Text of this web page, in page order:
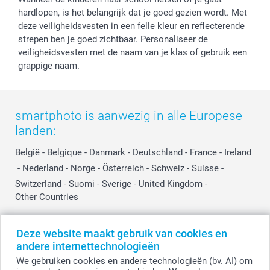
Deze website maakt gebruik van cookies en
andere internettechnologieën
We gebruiken cookies en andere technologieën (bv. AI) om
Reviews
Prijslijst
Investor Relations
service@smartphoto.nl
Affiliate partnerprogramma
Partnerships
Influencer partnerprogramma
Huwelijk
hardlopen, is het belangrijk dat je goed gezien wordt. Met
deze veiligheidsvesten in een felle kleur en reflecterende
strepen ben je goed zichtbaar. Personaliseer de
veiligheidsvesten met de naam van je klas of gebruik een
grappige naam.
smartphoto is aanwezig in alle Europese
landen:
België - Belgique - Danmark - Deutschland - France - Ireland
- Nederland - Norge - Österreich - Schweiz - Suisse -
Switzerland - Suomi - Sverige - United Kingdom -
Other Countries
Alle prijzen zijn in EURO (€) inclusief BTW en exclusief verzendkosten.